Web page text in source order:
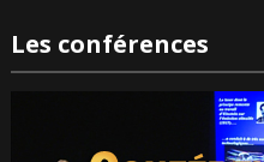
Les conférences